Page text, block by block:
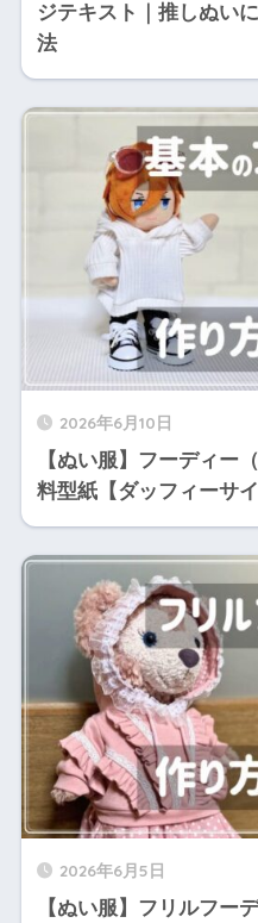
ジテキスト｜推しぬい
法
2026年6月10日
【ぬい服】フーディー
料型紙【ダッフィーサイ
2026年6月5日
【ぬい服】フリルフー